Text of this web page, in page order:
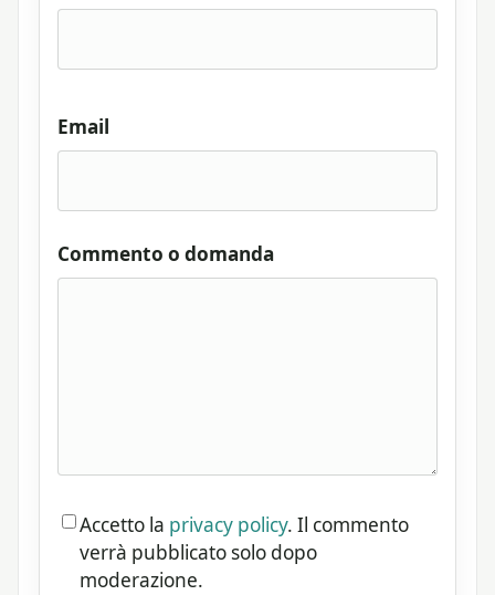
Email
Commento o domanda
Accetto la privacy policy. Il commento
verrà pubblicato solo dopo
moderazione.